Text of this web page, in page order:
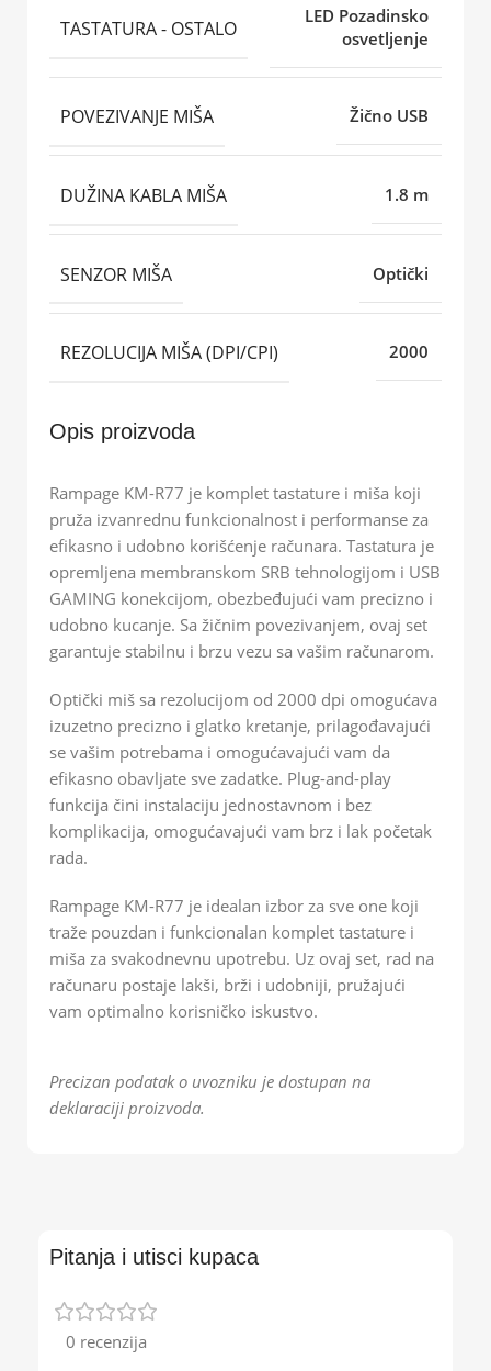
TASTATURA - OSTALO
LED Pozadinsko
osvetljenje
POVEZIVANJE MIŠA Žično USB
DUŽINA KABLA MIŠA 1.8 m
SENZOR MIŠA Optički
REZOLUCIJA MIŠA (DPI/CPI) 2000
Opis proizvoda
Rampage KM-R77 je komplet tastature i miša koji
pruža izvanrednu funkcionalnost i performanse za
efikasno i udobno korišćenje računara. Tastatura je
opremljena membranskom SRB tehnologijom i USB
GAMING konekcijom, obezbeđujući vam precizno i
udobno kucanje. Sa žičnim povezivanjem, ovaj set
garantuje stabilnu i brzu vezu sa vašim računarom.
Optički miš sa rezolucijom od 2000 dpi omogućava
izuzetno precizno i glatko kretanje, prilagođavajući
se vašim potrebama i omogućavajući vam da
efikasno obavljate sve zadatke. Plug-and-play
funkcija čini instalaciju jednostavnom i bez
komplikacija, omogućavajući vam brz i lak početak
rada.
Rampage KM-R77 je idealan izbor za sve one koji
traže pouzdan i funkcionalan komplet tastature i
miša za svakodnevnu upotrebu. Uz ovaj set, rad na
računaru postaje lakši, brži i udobniji, pružajući
vam optimalno korisničko iskustvo.
Precizan podatak o uvozniku je dostupan na
deklaraciji proizvoda.
Pitanja i utisci kupaca
0 recenzija